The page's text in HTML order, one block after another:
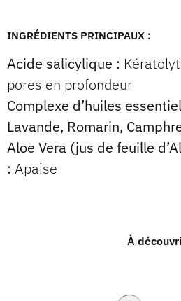
INGRÉDIENTS PRINCIPAUX :
Acide salicylique :
pores en profondeur
Complexe d’huiles
Lavande, Romarin,
Aloe Vera (jus de feuille
: Apaise
À